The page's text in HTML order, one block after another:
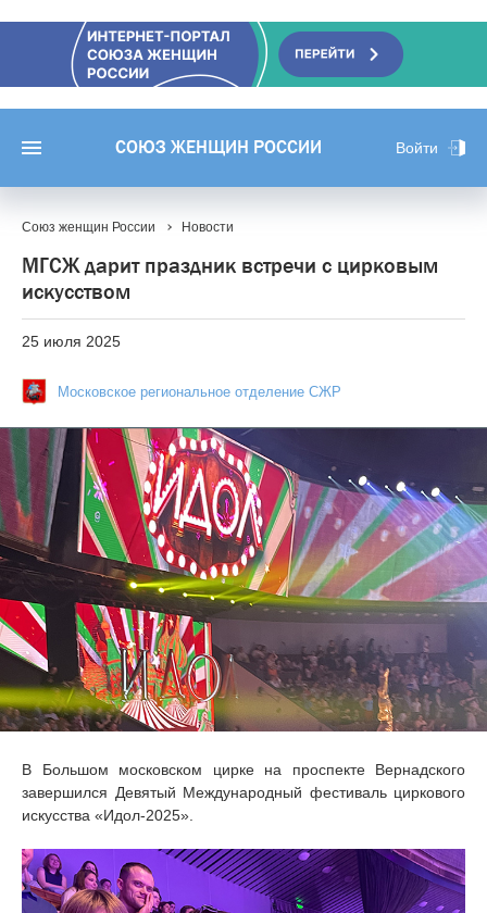
СОЮЗ ЖЕНЩИН РОССИИ Войти
Союз женщин России Новости
МГСЖ дарит праздник встречи с цирковым
искусством
25 июля 2025
Московское региональное отделение СЖР
В Большом московском цирке на проспекте Вернадского
завершился Девятый Международный фестиваль циркового
искусства «Идол-2025».